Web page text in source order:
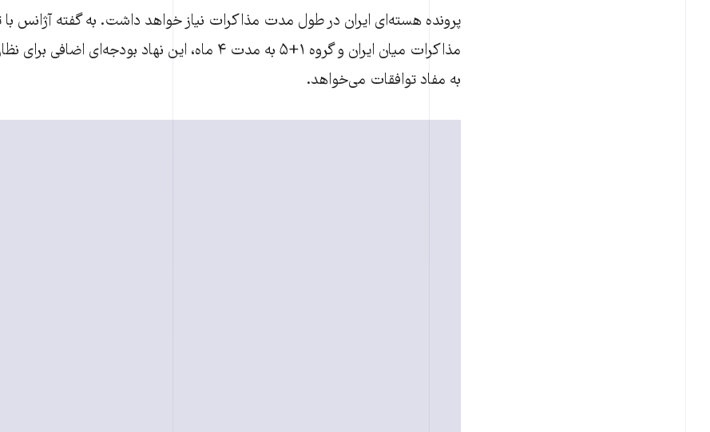
پرونده هسته‌ای ایران در طول مدت مذاکرات نیاز خواهد داشت. به گفته آژانس
مذاکرات میان ایران و گروه ۱+۵ به مدت ۴ ماه، این نهاد بودجه‌ای
به مفاد توافقات می‌خواهد.